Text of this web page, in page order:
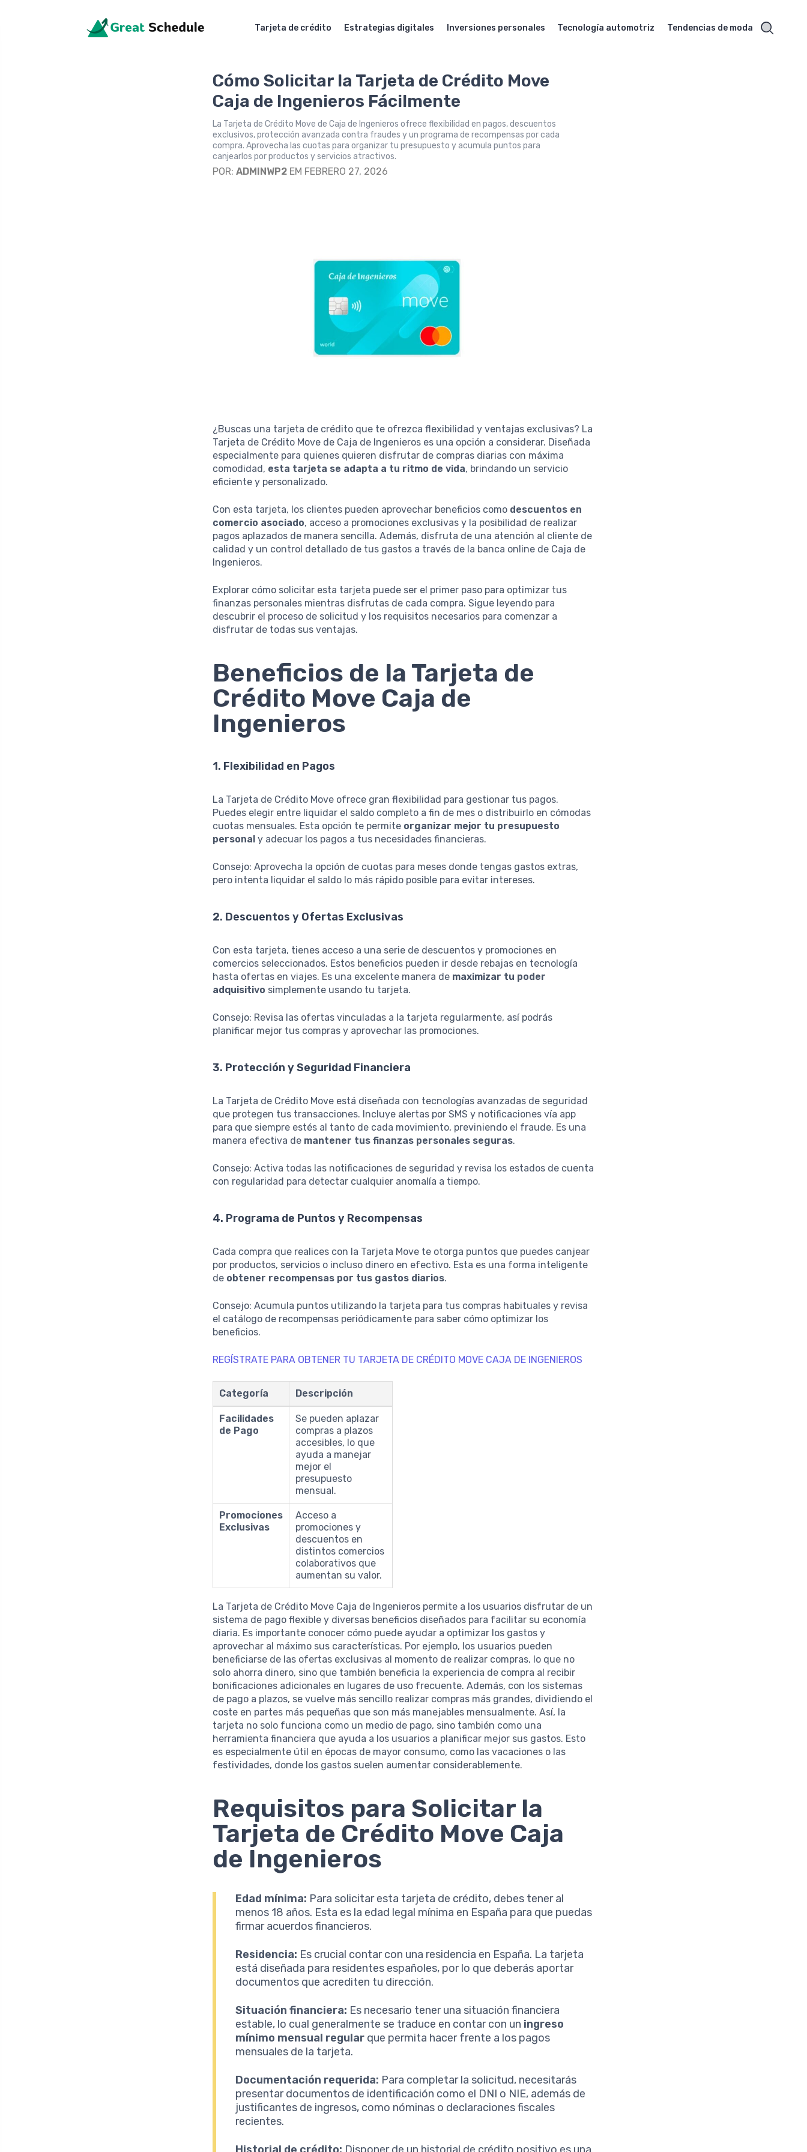
Tarjeta de crédito Estrategias digitales Inversiones personales Tecnología automotriz Tendencias de moda
Cómo Solicitar la Tarjeta de Crédito Move
Caja de Ingenieros Fácilmente
La Tarjeta de Crédito Move de Caja de Ingenieros ofrece flexibilidad en pagos, descuentos
exclusivos, protección avanzada contra fraudes y un programa de recompensas por cada
compra. Aprovecha las cuotas para organizar tu presupuesto y acumula puntos para
canjearlos por productos y servicios atractivos.
POR:ADMINWP2 EM FEBRERO 27, 2026
¿Buscas una tarjeta de crédito que te ofrezca flexibilidad y ventajas exclusivas? La
Tarjeta de Crédito Move de Caja de Ingenieros es una opción a considerar. Diseñada
especialmente para quienes quieren disfrutar de compras diarias con máxima
comodidad, esta tarjeta se adapta a tu ritmo de vida, brindando un servicio
eficiente y personalizado.
Con esta tarjeta, los clientes pueden aprovechar beneficios como descuentos en
comercio asociado, acceso a promociones exclusivas y la posibilidad de realizar
pagos aplazados de manera sencilla. Además, disfruta de una atención al cliente de
calidad y un control detallado de tus gastos a través de la banca online de Caja de
Ingenieros.
Explorar cómo solicitar esta tarjeta puede ser el primer paso para optimizar tus
finanzas personales mientras disfrutas de cada compra. Sigue leyendo para
descubrir el proceso de solicitud y los requisitos necesarios para comenzar a
disfrutar de todas sus ventajas.
Beneficios de la Tarjeta de
Crédito Move Caja de
Ingenieros
1. Flexibilidad en Pagos
La Tarjeta de Crédito Move ofrece gran flexibilidad para gestionar tus pagos.
Puedes elegir entre liquidar el saldo completo a fin de mes o distribuirlo en cómodas
cuotas mensuales. Esta opción te permite organizar mejor tu presupuesto
personal y adecuar los pagos a tus necesidades financieras.
Consejo: Aprovecha la opción de cuotas para meses donde tengas gastos extras,
pero intenta liquidar el saldo lo más rápido posible para evitar intereses.
2. Descuentos y Ofertas Exclusivas
Con esta tarjeta, tienes acceso a una serie de descuentos y promociones en
comercios seleccionados. Estos beneficios pueden ir desde rebajas en tecnología
hasta ofertas en viajes. Es una excelente manera de maximizar tu poder
adquisitivo simplemente usando tu tarjeta.
Consejo: Revisa las ofertas vinculadas a la tarjeta regularmente, así podrás
planificar mejor tus compras y aprovechar las promociones.
3. Protección y Seguridad Financiera
La Tarjeta de Crédito Move está diseñada con tecnologías avanzadas de seguridad
que protegen tus transacciones. Incluye alertas por SMS y notificaciones vía app
para que siempre estés al tanto de cada movimiento, previniendo el fraude. Es una
manera efectiva de mantener tus finanzas personales seguras.
Consejo: Activa todas las notificaciones de seguridad y revisa los estados de cuenta
con regularidad para detectar cualquier anomalía a tiempo.
4. Programa de Puntos y Recompensas
Cada compra que realices con la Tarjeta Move te otorga puntos que puedes canjear
por productos, servicios o incluso dinero en efectivo. Esta es una forma inteligente
de obtener recompensas por tus gastos diarios.
Consejo: Acumula puntos utilizando la tarjeta para tus compras habituales y revisa
el catálogo de recompensas periódicamente para saber cómo optimizar los
beneficios.
REGÍSTRATE PARA OBTENER TU TARJETA DE CRÉDITO MOVE CAJA DE INGENIEROS
Categoría Descripción
Facilidades
de Pago
Se pueden aplazar
compras a plazos
accesibles, lo que
ayuda a manejar
mejor el
presupuesto
mensual.
Promociones
Exclusivas
Acceso a
promociones y
descuentos en
distintos comercios
colaborativos que
aumentan su valor.
La Tarjeta de Crédito Move Caja de Ingenieros permite a los usuarios disfrutar de un
sistema de pago flexible y diversas beneficios diseñados para facilitar su economía
diaria. Es importante conocer cómo puede ayudar a optimizar los gastos y
aprovechar al máximo sus características. Por ejemplo, los usuarios pueden
beneficiarse de las ofertas exclusivas al momento de realizar compras, lo que no
solo ahorra dinero, sino que también beneficia la experiencia de compra al recibir
bonificaciones adicionales en lugares de uso frecuente. Además, con los sistemas
de pago a plazos, se vuelve más sencillo realizar compras más grandes, dividiendo el
coste en partes más pequeñas que son más manejables mensualmente. Así, la
tarjeta no solo funciona como un medio de pago, sino también como una
herramienta financiera que ayuda a los usuarios a planificar mejor sus gastos. Esto
es especialmente útil en épocas de mayor consumo, como las vacaciones o las
festividades, donde los gastos suelen aumentar considerablemente.
Requisitos para Solicitar la
Tarjeta de Crédito Move Caja
de Ingenieros
Edad mínima: Para solicitar esta tarjeta de crédito, debes tener al
menos 18 años. Esta es la edad legal mínima en España para que puedas
firmar acuerdos financieros.
Residencia: Es crucial contar con una residencia en España. La tarjeta
está diseñada para residentes españoles, por lo que deberás aportar
documentos que acrediten tu dirección.
Situación financiera: Es necesario tener una situación financiera
estable, lo cual generalmente se traduce en contar con un ingreso
mínimo mensual regular que permita hacer frente a los pagos
mensuales de la tarjeta.
Documentación requerida: Para completar la solicitud, necesitarás
presentar documentos de identificación como el DNI o NIE, además de
justificantes de ingresos, como nóminas o declaraciones fiscales
recientes.
Historial de crédito: Disponer de un historial de crédito positivo es una